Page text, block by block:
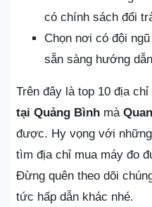
có chính sách đổi
Chọn nơi có đội
sẵn sàng hướng
Trên đây là top 10 địa chỉ
tại Quảng Bình mà
được. Hy vọng với
tìm địa chỉ mua máy đo
Đừng quên theo dõi
tức hấp dẫn khác nhé.